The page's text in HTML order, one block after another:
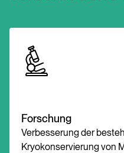
Forschung
Verbesserung der
Kryokonservierung von